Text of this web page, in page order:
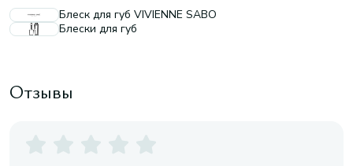
Блеск для губ VIVIENNE SABO
Блески для губ
Отзывы